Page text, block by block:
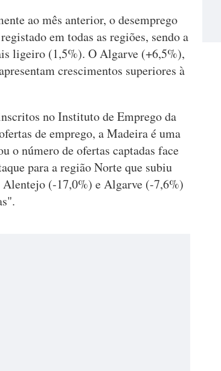
ao mês anterior, o desemprego
em todas as regiões, sendo a
ligeiro (1,5%). O Algarve (+6,5%),
crescimentos superiores à
no Instituto de Emprego da
de emprego, a Madeira é uma
o número de ofertas captadas face
para a região Norte que subiu
(-17,0%) e Algarve (-7,6%)